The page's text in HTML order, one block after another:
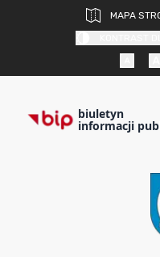
MAPA
biuletyn
informacji